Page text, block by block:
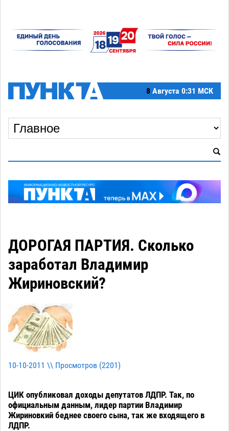
8 Августа 0:31 МСК
ДОРОГАЯ ПАРТИЯ. Сколько
заработал Владимир
Жириновский?
10-10-2011 \\ Просмотров (2201)
ЦИК опубликовал доходы депутатов ЛДПР. Так, по
официальным данным, лидер партии Владимир
Жириновкий беднее своего сына, так же входящего в
ЛДПР.